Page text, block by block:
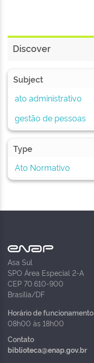
Discover
Subject
ato administrativo
gestão de pessoas
Type
Ato Normativo
Asa Sul
SPO Área Especial 2-A
CEP 70.610-900
Brasília/DF
Horário de funcionamento
08h00 às 18h00
Contato
biblioteca@enap.gov.br